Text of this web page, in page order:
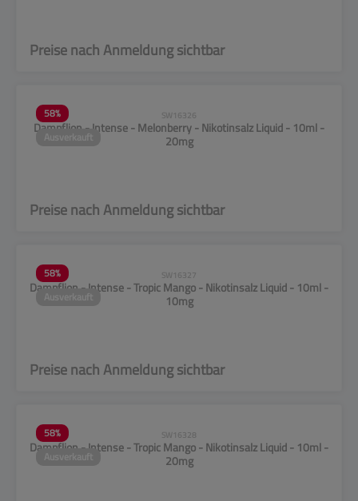
Preise nach Anmeldung sichtbar
58%
SW16326
Dampflion - Intense - Melonberry - Nikotinsalz Liquid - 10ml -
20mg
Preise nach Anmeldung sichtbar
58%
SW16327
Dampflion - Intense - Tropic Mango - Nikotinsalz Liquid - 10ml -
10mg
Preise nach Anmeldung sichtbar
58%
SW16328
Dampflion - Intense - Tropic Mango - Nikotinsalz Liquid - 10ml -
20mg